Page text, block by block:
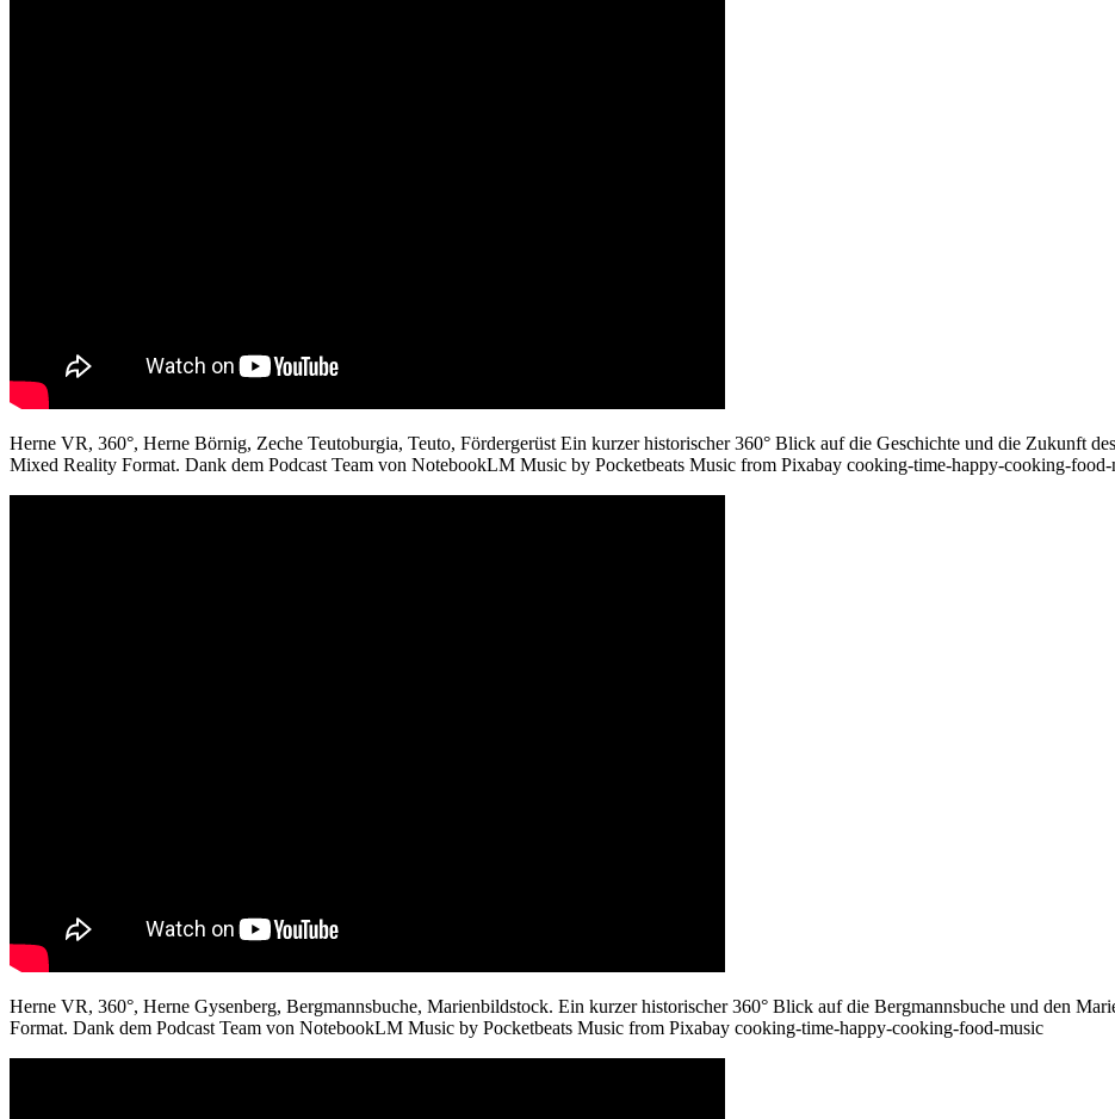
Herne VR, 360°, Herne Börnig, Zeche Teutoburgia, Teuto, Fördergerüst Ein kurzer historischer 360° Blick auf die Geschichte und die Zukunft
Mixed Reality Format. Dank dem Podcast Team von NotebookLM Music by Pocketbeats Music from Pixabay cooking-time-happy-cooking-food-
Herne VR, 360°, Herne Gysenberg, Bergmannsbuche, Marienbildstock. Ein kurzer historischer 360° Blick auf die Bergmannsbuche und den
Format. Dank dem Podcast Team von NotebookLM Music by Pocketbeats Music from Pixabay cooking-time-happy-cooking-food-music